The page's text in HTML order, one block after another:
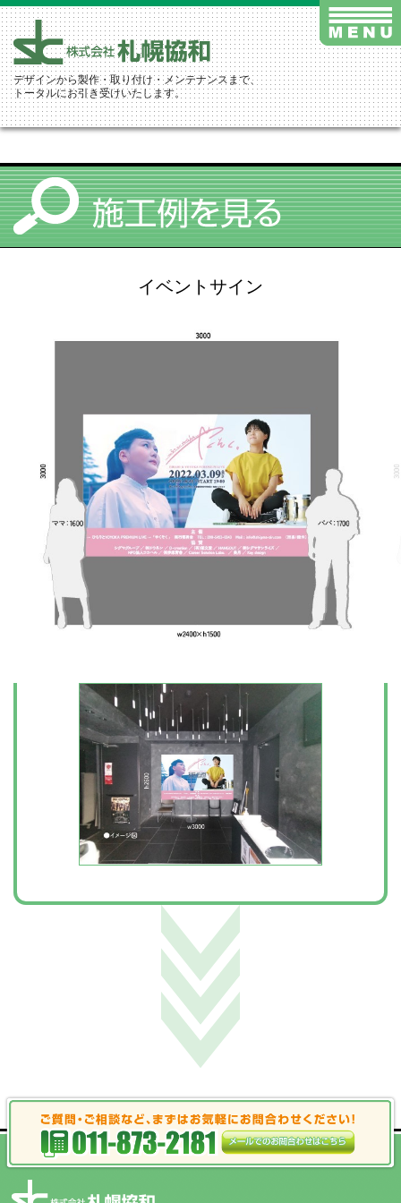
デザインから製作・取り付け・メンテナンスまで、
トータルにお引き受けいたします。
イベントサイン